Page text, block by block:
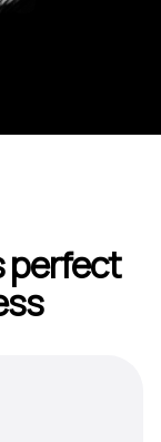
perfect